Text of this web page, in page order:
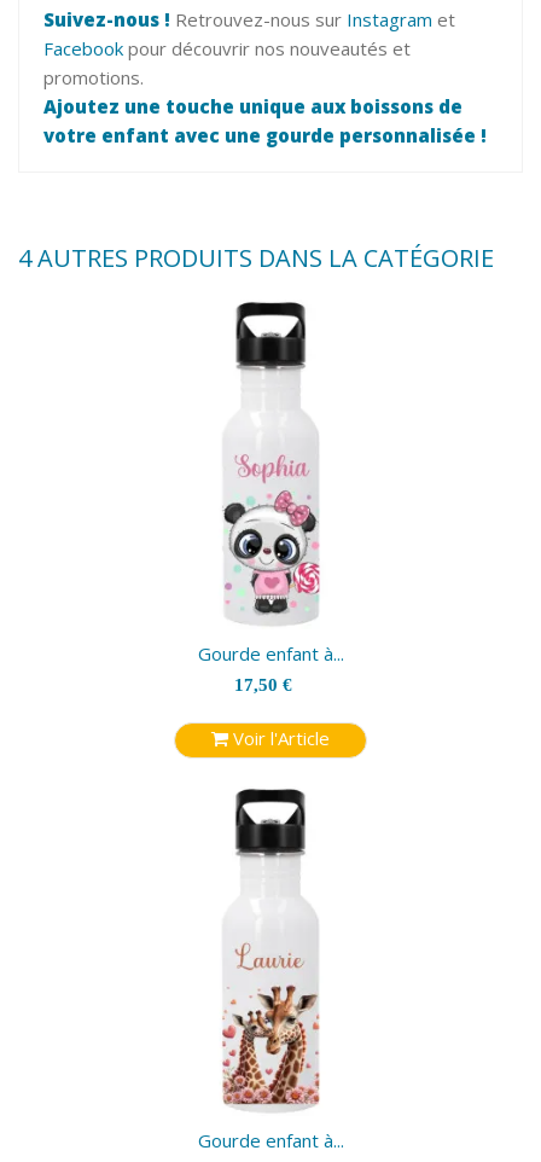
Suivez-nous ! Retrouvez-nous sur Instagram et
Facebook pour découvrir nos nouveautés et
promotions.
Ajoutez une touche unique aux boissons de
votre enfant avec une gourde personnalisée !
4 AUTRES PRODUITS DANS LA CATÉGORIE
Gourde enfant à...
17,50 €
Voir l'Article
Gourde enfant à...